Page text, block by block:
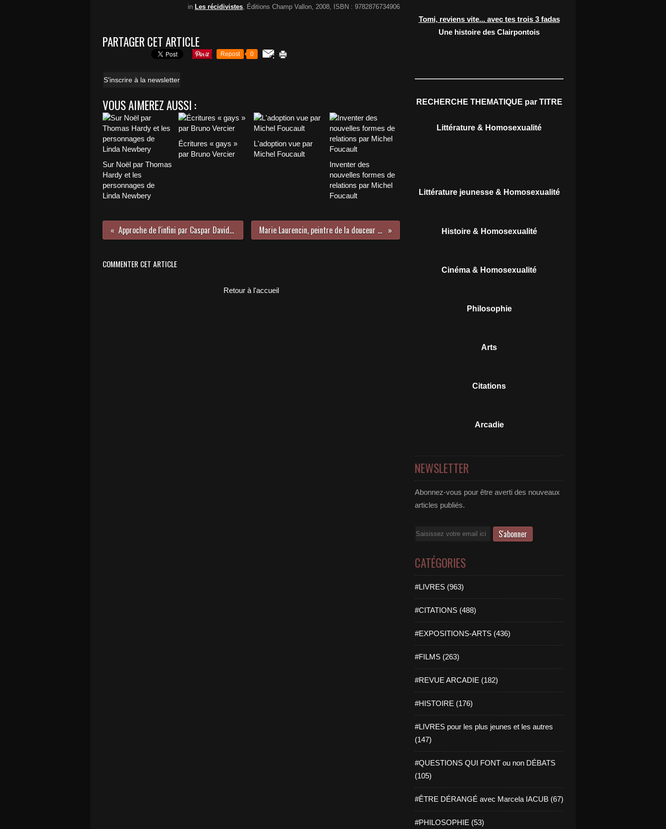
in Les récidivistes, Éditions Champ Vallon, 2008, ISBN : 9782876734906
PARTAGER CET ARTICLE
Repost 0
S'inscrire à la newsletter
VOUS AIMEREZ AUSSI :
Sur Noël par Thomas
Hardy et les
personnages de
Linda Newbery
Écritures « gays »
par Bruno Vercier
L'adoption vue par
Michel Foucault
Inventer des
nouvelles formes de
relations par Michel
Foucault
Approche de l'infini par Caspar David Friedrich Marie Laurencin, peintre de la douceur du sourire
COMMENTER CET ARTICLE
Retour à l'accueil
Tomi, reviens vite... avec tes trois 3 fadas
Une histoire des Clairpontois
RECHERCHE THEMATIQUE par TITRE
Littérature & Homosexualité
Littérature jeunesse & Homosexualité
Histoire & Homosexualité
Cinéma & Homosexualité
Philosophie
Arts
Citations
Arcadie
NEWSLETTER
Abonnez-vous pour être averti des nouveaux
articles publiés.
Email
CATÉGORIES
#LIVRES (963)
#CITATIONS (488)
#EXPOSITIONS-ARTS (436)
#FILMS (263)
#REVUE ARCADIE (182)
#HISTOIRE (176)
#LIVRES pour les plus jeunes et les autres
(147)
#QUESTIONS QUI FONT ou non DÉBATS
(105)
#ÊTRE DÉRANGÉ avec Marcela IACUB (67)
#PHILOSOPHIE (53)